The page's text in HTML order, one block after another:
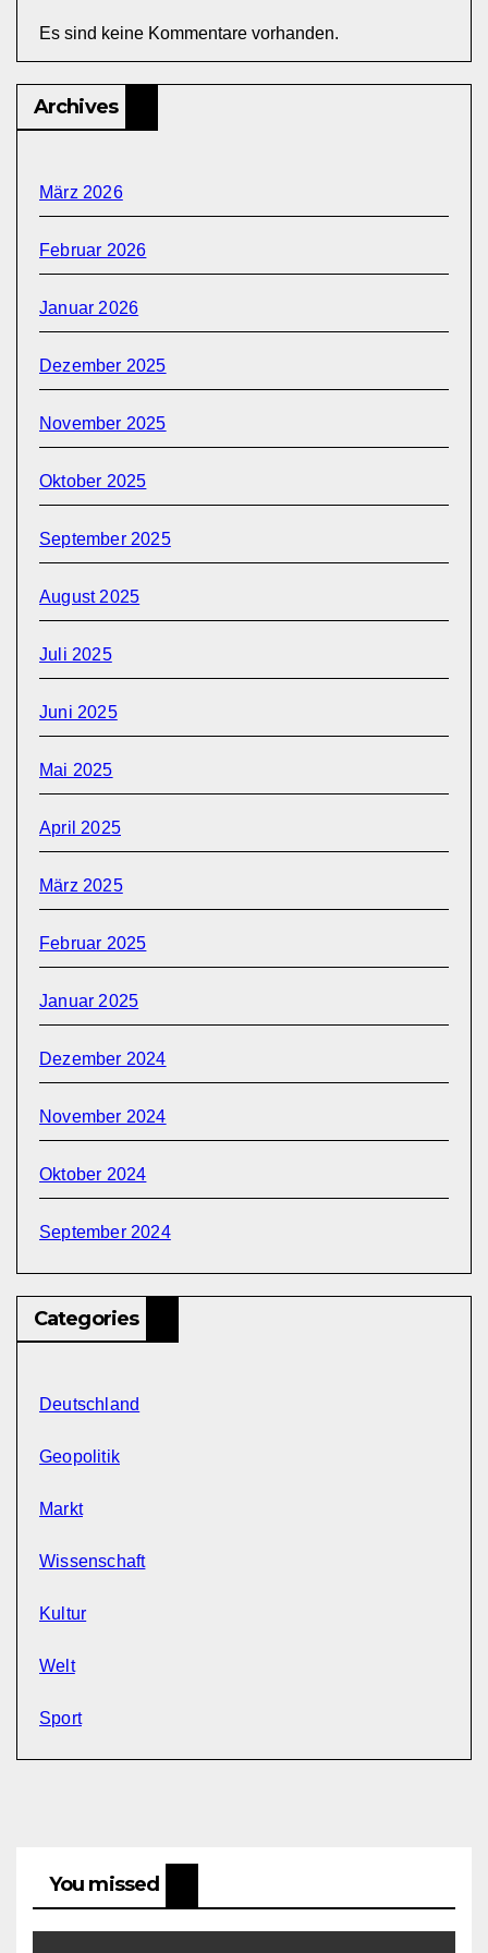
Es sind keine Kommentare vorhanden.
Archives
März 2026
Februar 2026
Januar 2026
Dezember 2025
November 2025
Oktober 2025
September 2025
August 2025
Juli 2025
Juni 2025
Mai 2025
April 2025
März 2025
Februar 2025
Januar 2025
Dezember 2024
November 2024
Oktober 2024
September 2024
Categories
Deutschland
Geopolitik
Markt
Wissenschaft
Kultur
Welt
Sport
You missed